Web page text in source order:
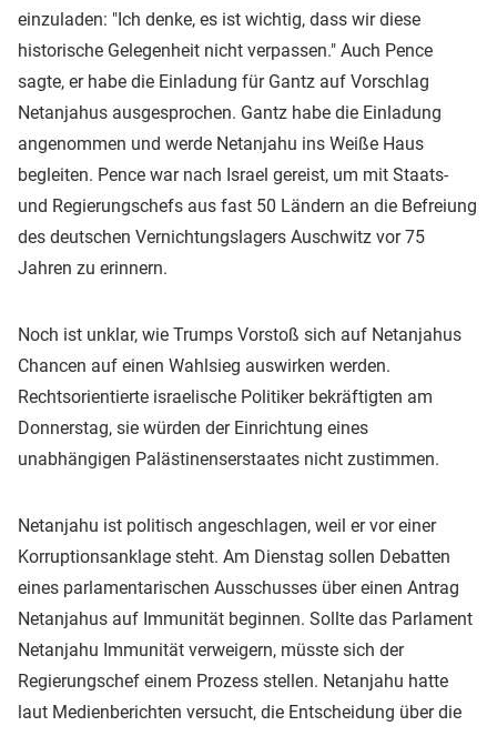
einzuladen: "Ich denke, es ist wichtig, dass wir diese
historische Gelegenheit nicht verpassen." Auch Pence
sagte, er habe die Einladung für Gantz auf Vorschlag
Netanjahus ausgesprochen. Gantz habe die Einladung
angenommen und werde Netanjahu ins Weiße Haus
begleiten. Pence war nach Israel gereist, um mit Staats-
und Regierungschefs aus fast 50 Ländern an die Befreiung
des deutschen Vernichtungslagers Auschwitz vor 75
Jahren zu erinnern.
Noch ist unklar, wie Trumps Vorstoß sich auf Netanjahus
Chancen auf einen Wahlsieg auswirken werden.
Rechtsorientierte israelische Politiker bekräftigten am
Donnerstag, sie würden der Einrichtung eines
unabhängigen Palästinenserstaates nicht zustimmen.
Netanjahu ist politisch angeschlagen, weil er vor einer
Korruptionsanklage steht. Am Dienstag sollen Debatten
eines parlamentarischen Ausschusses über einen Antrag
Netanjahus auf Immunität beginnen. Sollte das Parlament
Netanjahu Immunität verweigern, müsste sich der
Regierungschef einem Prozess stellen. Netanjahu hatte
laut Medienberichten versucht, die Entscheidung über die